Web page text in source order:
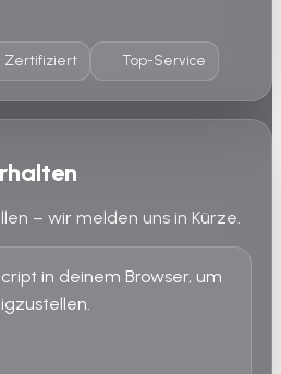
Zertifiziert Top-Service
– wir melden uns in Kürze.
in deinem Browser, um